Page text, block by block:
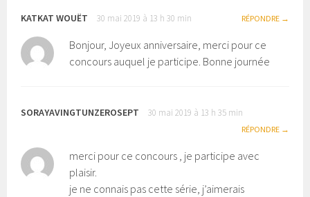
KATKAT WOUËT 30 mai 2019 à 13 h 30 min RÉPONDRE
Bonjour, Joyeux anniversaire, merci pour ce
concours auquel je participe. Bonne journée
SORAYAVINGTUNZEROSEPT 30 mai 2019 à 13 h 35 min
RÉPONDRE
merci pour ce concours , je participe avec
plaisir.
je ne connais pas cette série, j’aimerais